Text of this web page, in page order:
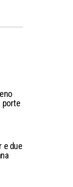
porte
e due